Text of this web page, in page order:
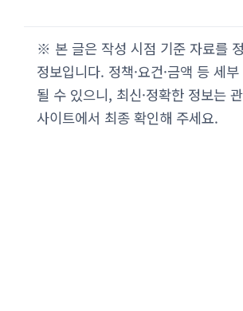
※ 본 글은 작성 시점 기준 자료를
정보입니다. 정책·요건·금액 등 세
될 수 있으니, 최신·정확한 정보는
사이트에서 최종 확인해 주세요.